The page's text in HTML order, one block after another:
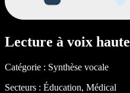
Lecture à voix haute
Catégorie : Synthèse vocale
Secteurs : Éducation, Médical